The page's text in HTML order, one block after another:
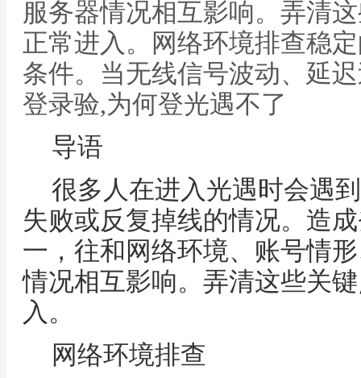
服务器情况相互影响。弄清
正常进入。网络环境排查稳
条件。当无线信号波动、延
登录验,为何登光遇不了
导语
很多人在进入光遇时会遇
失败或反复掉线的情况。造
一，往和网络环境、账号情
情况相互影响。弄清这些关
入。
网络环境排查